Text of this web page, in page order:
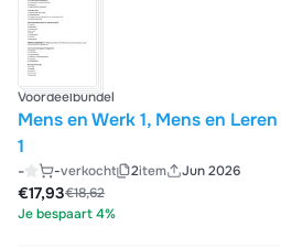
Voordeelbundel
Mens en Werk 1, Mens en
1
- -verkocht 2item
Jun 2026
€18,62
€17,93
Je bespaart 4%